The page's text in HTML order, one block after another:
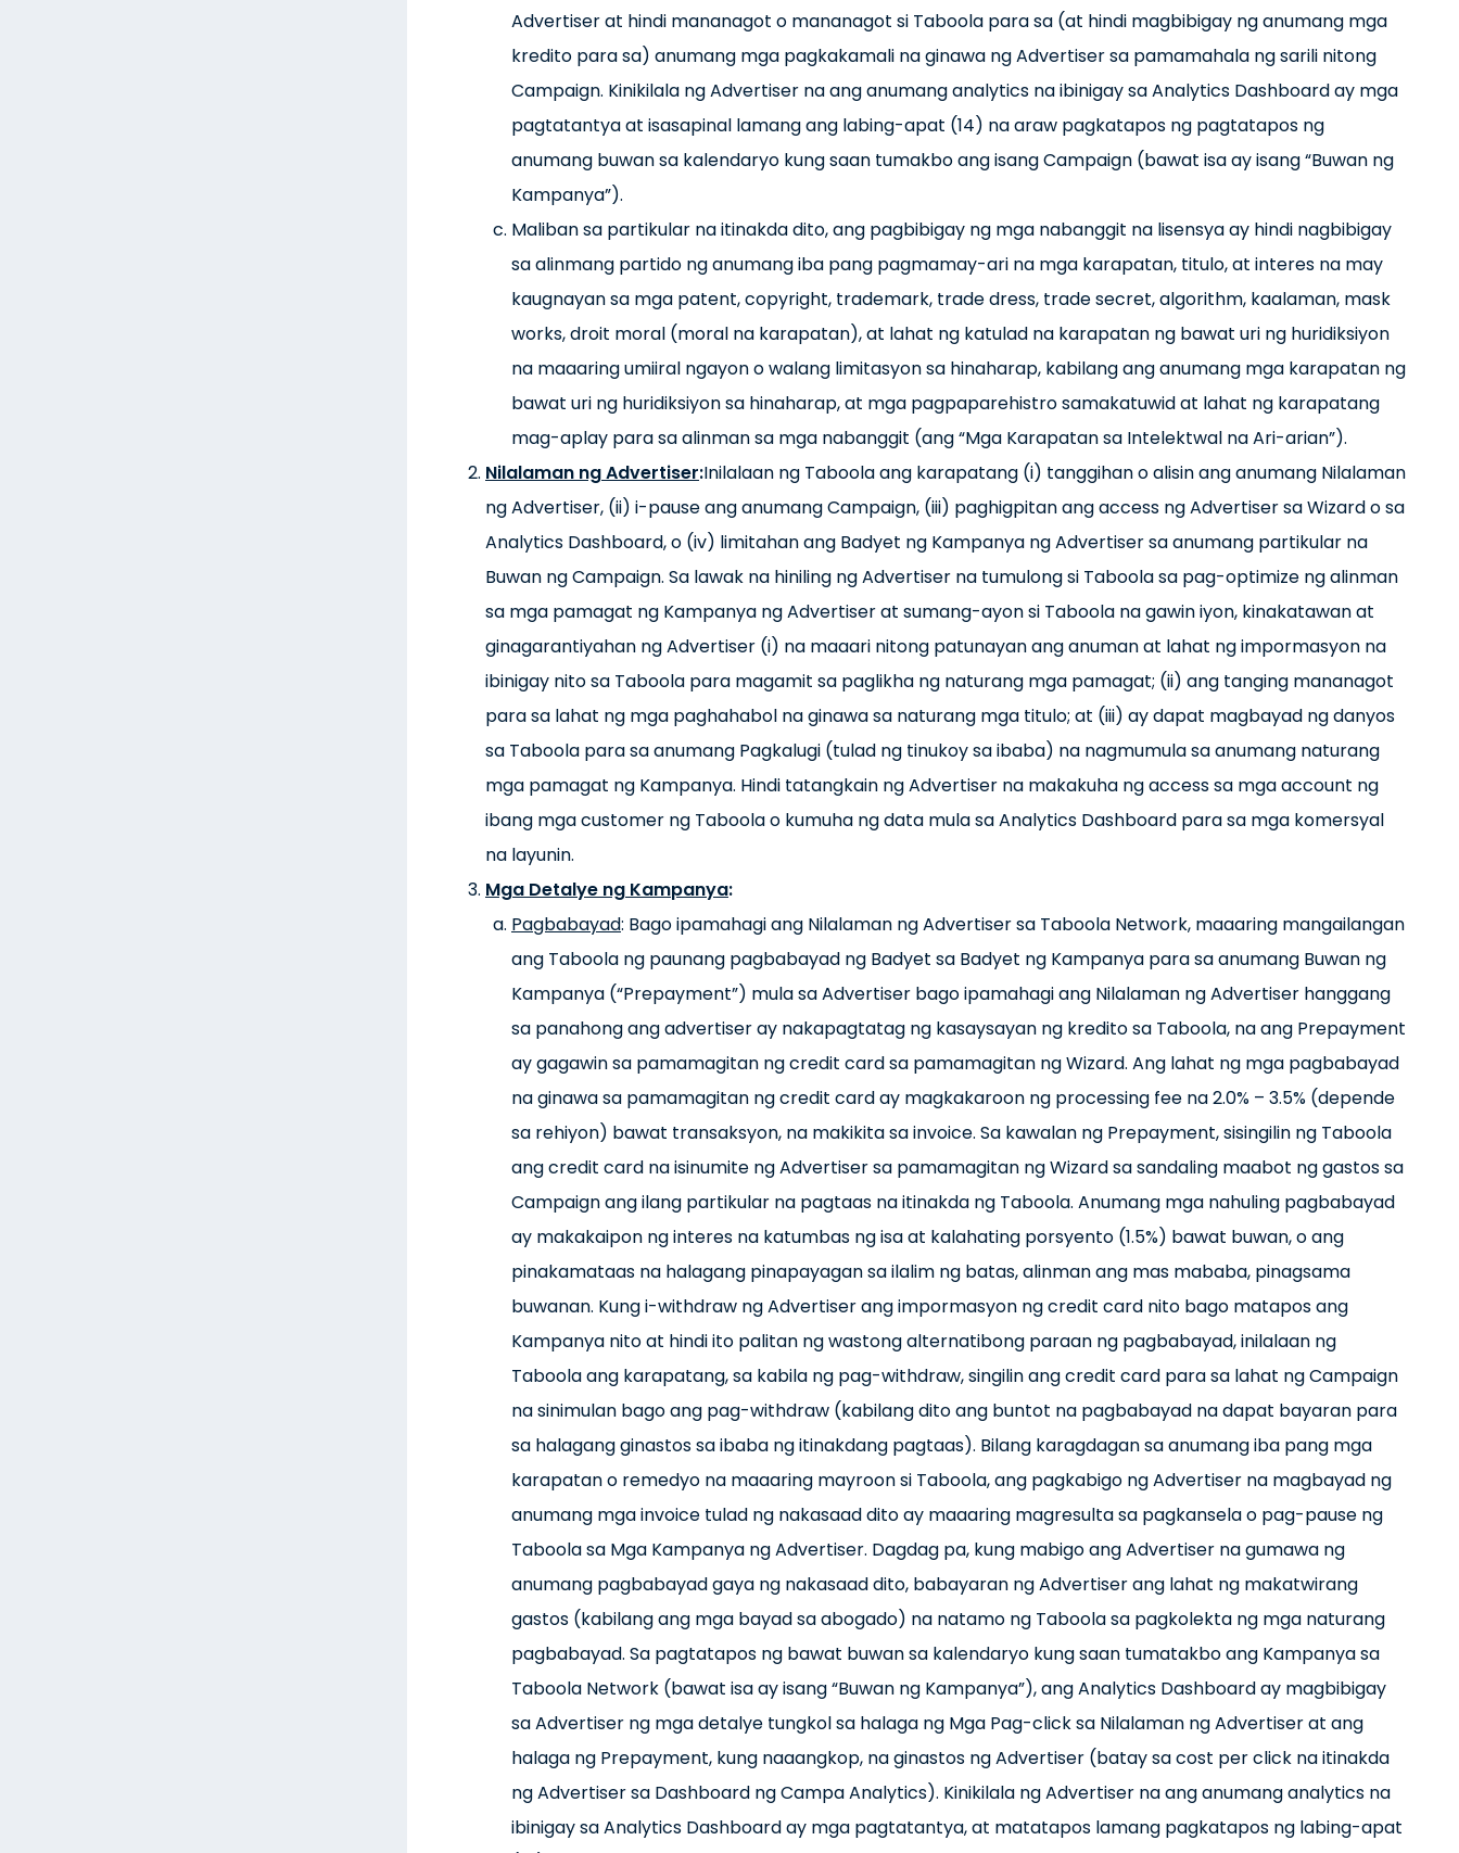
Advertiser at hindi mananagot o mananagot si Taboola para sa (at hindi magbibigay ng anumang mga
kredito para sa) anumang mga pagkakamali na ginawa ng Advertiser sa pamamahala ng sarili nitong
Campaign. Kinikilala ng Advertiser na ang anumang analytics na ibinigay sa Analytics Dashboard ay mga
pagtatantya at isasapinal lamang ang labing-apat (14) na araw pagkatapos ng pagtatapos ng
anumang buwan sa kalendaryo kung saan tumakbo ang isang Campaign (bawat isa ay isang “Buwan ng
Kampanya”).
Maliban sa partikular na itinakda dito, ang pagbibigay ng mga nabanggit na lisensya ay hindi nagbibigay
sa alinmang partido ng anumang iba pang pagmamay-ari na mga karapatan, titulo, at interes na may
kaugnayan sa mga patent, copyright, trademark, trade dress, trade secret, algorithm, kaalaman, mask
works, droit moral (moral na karapatan), at lahat ng katulad na karapatan ng bawat uri ng huridiksiyon
na maaaring umiiral ngayon o walang limitasyon sa hinaharap, kabilang ang anumang mga karapatan ng
bawat uri ng huridiksiyon sa hinaharap, at mga pagpaparehistro samakatuwid at lahat ng karapatang
mag-aplay para sa alinman sa mga nabanggit (ang “Mga Karapatan sa Intelektwal na Ari-arian”).
Nilalaman ng Advertiser:Inilalaan ng Taboola ang karapatang (i) tanggihan o alisin ang anumang Nilalaman
ng Advertiser, (ii) i-pause ang anumang Campaign, (iii) paghigpitan ang access ng Advertiser sa Wizard o sa
Analytics Dashboard, o (iv) limitahan ang Badyet ng Kampanya ng Advertiser sa anumang partikular na
Buwan ng Campaign. Sa lawak na hiniling ng Advertiser na tumulong si Taboola sa pag-optimize ng alinman
sa mga pamagat ng Kampanya ng Advertiser at sumang-ayon si Taboola na gawin iyon, kinakatawan at
ginagarantiyahan ng Advertiser (i) na maaari nitong patunayan ang anuman at lahat ng impormasyon na
ibinigay nito sa Taboola para magamit sa paglikha ng naturang mga pamagat; (ii) ang tanging mananagot
para sa lahat ng mga paghahabol na ginawa sa naturang mga titulo; at (iii) ay dapat magbayad ng danyos
sa Taboola para sa anumang Pagkalugi (tulad ng tinukoy sa ibaba) na nagmumula sa anumang naturang
mga pamagat ng Kampanya. Hindi tatangkain ng Advertiser na makakuha ng access sa mga account ng
ibang mga customer ng Taboola o kumuha ng data mula sa Analytics Dashboard para sa mga komersyal
na layunin.
Mga Detalye ng Kampanya:
Pagbabayad: Bago ipamahagi ang Nilalaman ng Advertiser sa Taboola Network, maaaring mangailangan
ang Taboola ng paunang pagbabayad ng Badyet sa Badyet ng Kampanya para sa anumang Buwan ng
Kampanya (“Prepayment”) mula sa Advertiser bago ipamahagi ang Nilalaman ng Advertiser hanggang
sa panahong ang advertiser ay nakapagtatag ng kasaysayan ng kredito sa Taboola, na ang Prepayment
ay gagawin sa pamamagitan ng credit card sa pamamagitan ng Wizard. Ang lahat ng mga pagbabayad
na ginawa sa pamamagitan ng credit card ay magkakaroon ng processing fee na 2.0% – 3.5% (depende
sa rehiyon) bawat transaksyon, na makikita sa invoice. Sa kawalan ng Prepayment, sisingilin ng Taboola
ang credit card na isinumite ng Advertiser sa pamamagitan ng Wizard sa sandaling maabot ng gastos sa
Campaign ang ilang partikular na pagtaas na itinakda ng Taboola. Anumang mga nahuling pagbabayad
ay makakaipon ng interes na katumbas ng isa at kalahating porsyento (1.5%) bawat buwan, o ang
pinakamataas na halagang pinapayagan sa ilalim ng batas, alinman ang mas mababa, pinagsama
buwanan. Kung i-withdraw ng Advertiser ang impormasyon ng credit card nito bago matapos ang
Kampanya nito at hindi ito palitan ng wastong alternatibong paraan ng pagbabayad, inilalaan ng
Taboola ang karapatang, sa kabila ng pag-withdraw, singilin ang credit card para sa lahat ng Campaign
na sinimulan bago ang pag-withdraw (kabilang dito ang buntot na pagbabayad na dapat bayaran para
sa halagang ginastos sa ibaba ng itinakdang pagtaas). Bilang karagdagan sa anumang iba pang mga
karapatan o remedyo na maaaring mayroon si Taboola, ang pagkabigo ng Advertiser na magbayad ng
anumang mga invoice tulad ng nakasaad dito ay maaaring magresulta sa pagkansela o pag-pause ng
Taboola sa Mga Kampanya ng Advertiser. Dagdag pa, kung mabigo ang Advertiser na gumawa ng
anumang pagbabayad gaya ng nakasaad dito, babayaran ng Advertiser ang lahat ng makatwirang
gastos (kabilang ang mga bayad sa abogado) na natamo ng Taboola sa pagkolekta ng mga naturang
pagbabayad. Sa pagtatapos ng bawat buwan sa kalendaryo kung saan tumatakbo ang Kampanya sa
Taboola Network (bawat isa ay isang “Buwan ng Kampanya”), ang Analytics Dashboard ay magbibigay
sa Advertiser ng mga detalye tungkol sa halaga ng Mga Pag-click sa Nilalaman ng Advertiser at ang
halaga ng Prepayment, kung naaangkop, na ginastos ng Advertiser (batay sa cost per click na itinakda
ng Advertiser sa Dashboard ng Campa Analytics). Kinikilala ng Advertiser na ang anumang analytics na
ibinigay sa Analytics Dashboard ay mga pagtatantya, at matatapos lamang pagkatapos ng labing-apat